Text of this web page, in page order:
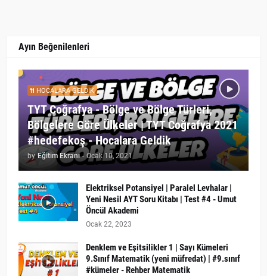
Ayın Beğenilenleri
HOCALARA GELDIK
TYT Coğrafya - Bölge ve Bölge Türleri,
Bölgelere Göre Ülkeler | TYT Coğrafya 2021
#hedefekoş - Hocalara Geldik
by Eğitim Ekranı - Ocak 10, 2021
Elektriksel Potansiyel | Paralel Levhalar |
Yeni Nesil AYT Soru Kitabı | Test #4 - Umut
Öncül Akademi
Ocak 22, 2023
Denklem ve Eşitsilikler 1 | Sayı Kümeleri
9.Sınıf Matematik (yeni müfredat) | #9.sınıf
#kümeler - Rehber Matematik